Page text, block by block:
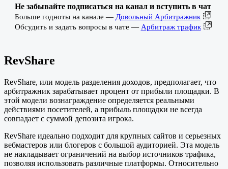
Не забывайте подписаться на канал и вступить в чат
Больше годноты на канале — Довольный Арбитражник
Обсудить и задать вопросы в чате — Арбитраж трафик
RevShare
RevShare, или модель разделения доходов, предполагает, что
арбитражник зарабатывает процент от прибыли площадки. В
этой модели вознаграждение определяется реальными
действиями посетителей, а прибыль площадки не всегда
совпадает с суммой депозита игрока.
RevShare идеально подходит для крупных сайтов и серьезных
вебмастеров или блогеров с большой аудиторией. Эта модель
не накладывает ограничений на выбор источников трафика,
позволяя использовать различные платформы. Относительно